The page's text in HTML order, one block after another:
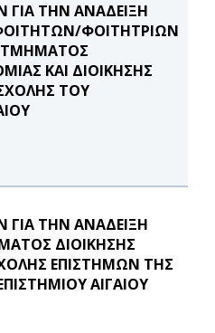
ΓΙΑ ΤΗΝ ΑΝΑΔΕΙΞΗ
ΦΟΙΤΗΤΡΙΩΝ
ΤΜΗΜΑΤΟΣ
ΚΑΙ ΔΙΟΙΚΗΣΗΣ
ΤΟΥ
ΓΙΑ ΤΗΝ ΑΝΑΔΕΙΞΗ
ΔΙΟΙΚΗΣΗΣ
ΕΠΙΣΤΗΜΩΝ ΤΗΣ
ΑΙΓΑΙΟΥ